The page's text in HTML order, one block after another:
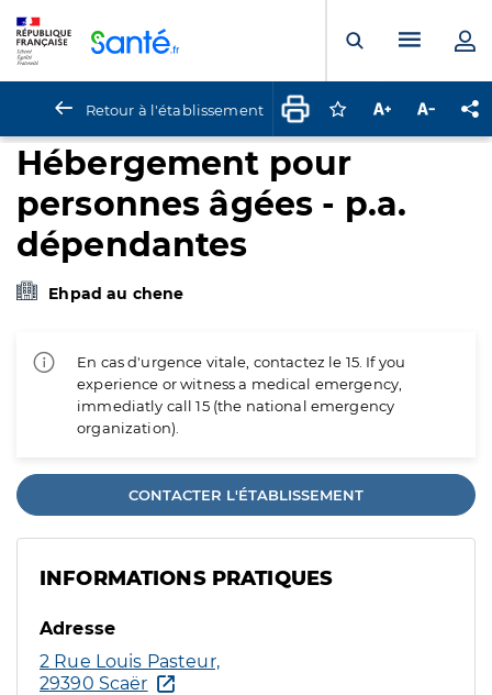
Ouvrir laMenu
Retour à l'établissement Connectez-vous
Augmenter la
Hébergement pour
personnes âgées - p.a.
dépendantes
Ehpad au chene
En cas d'urgence vitale, contactez le 15. If you
experience or witness a medical emergency,
immediatly call 15 (the national emergency
organization).
CONTACTER L'ÉTABLISSEMENT
INFORMATIONS PRATIQUES
Adresse
2 Rue Louis Pasteur,
29390 Scaër